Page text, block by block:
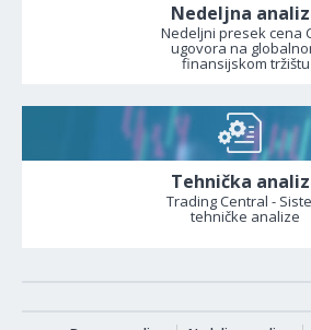
Nedeljna
Nedeljni presek cena
ugovora na
finansijskom tržištu
Tehnička
Trading Central -
tehničke analize